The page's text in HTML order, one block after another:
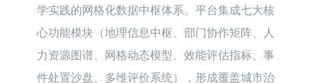
学实践的网格化数据中枢体系。平台集成七大核
心功能模块（地理信息中枢、部门协作矩阵、人
力资源图谱、网格动态模型、效能评估指标、事
件处置沙盘、多维评价系统），形成覆盖城市治